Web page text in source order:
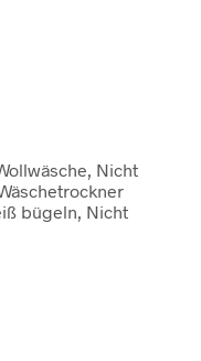
Nicht
bügeln, Nicht